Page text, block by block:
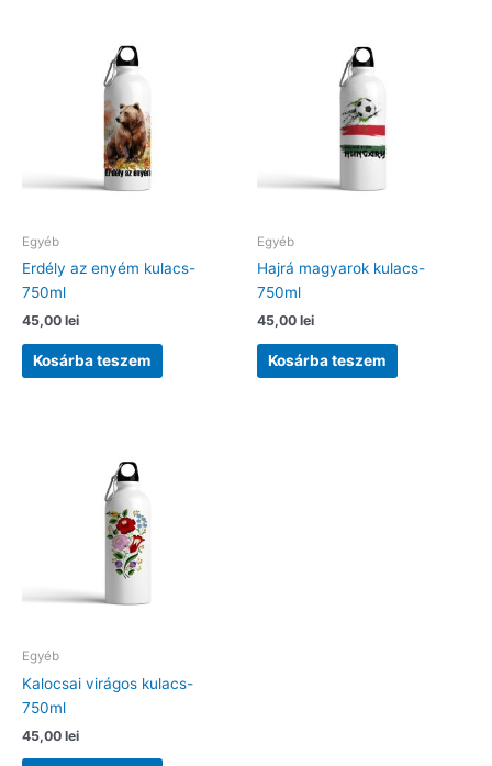
Egyéb
Erdély az enyém kulacs-
750ml
45,00 lei
Kosárba teszem
Egyéb
Hajrá magyarok kulacs-
750ml
45,00 lei
Kosárba teszem
Egyéb
Kalocsai virágos kulacs-
750ml
45,00 lei